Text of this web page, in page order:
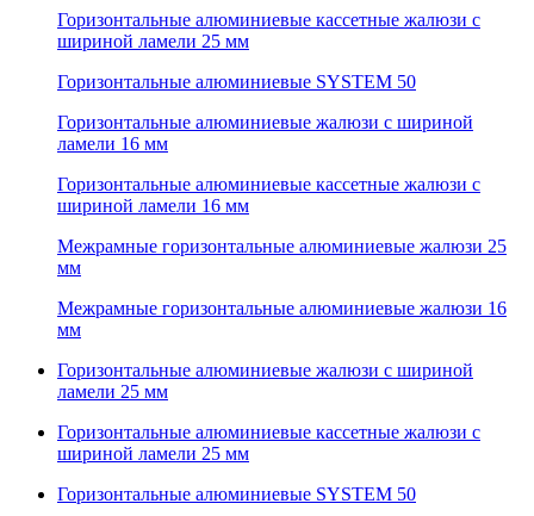
Горизонтальные алюминиевые кассетные жалюзи с
шириной ламели 25 мм
Горизонтальные алюминиевые SYSTEM 50
Горизонтальные алюминиевые жалюзи с шириной
ламели 16 мм
Горизонтальные алюминиевые кассетные жалюзи с
шириной ламели 16 мм
Межрамные горизонтальные алюминиевые жалюзи 25
мм
Межрамные горизонтальные алюминиевые жалюзи 16
мм
Горизонтальные алюминиевые жалюзи с шириной
ламели 25 мм
Горизонтальные алюминиевые кассетные жалюзи с
шириной ламели 25 мм
Горизонтальные алюминиевые SYSTEM 50